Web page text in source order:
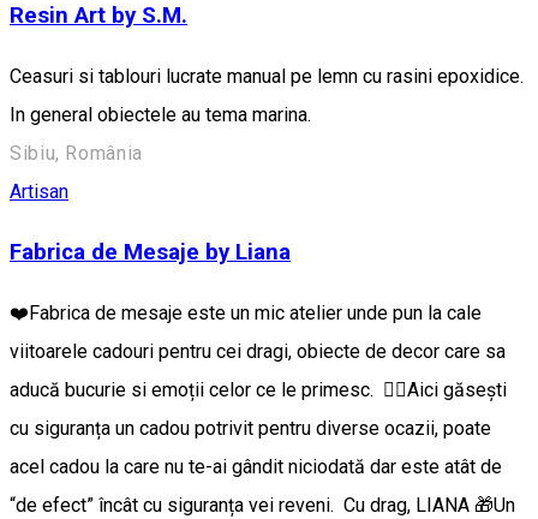
Resin Art by S.M.
Ceasuri si tablouri lucrate manual pe lemn cu rasini epoxidice.
In general obiectele au tema marina.
Sibiu, România
Artisan
Fabrica de Mesaje by Liana
❤️Fabrica de mesaje este un mic atelier unde pun la cale
viitoarele cadouri pentru cei dragi, obiecte de decor care sa
aducă bucurie si emoții celor ce le primesc. 👉🏼Aici găsești
cu siguranța un cadou potrivit pentru diverse ocazii, poate
acel cadou la care nu te-ai gândit niciodată dar este atât de
“de efect” încât cu siguranța vei reveni. Cu drag, LIANA 🎁Un